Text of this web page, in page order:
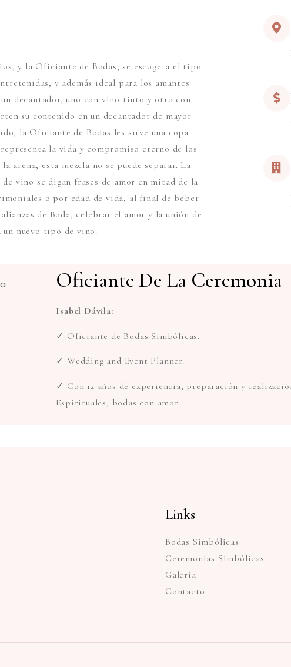
y la Oficiante de Bodas, se escogerá el tipo
y además ideal para los amantes
decantador, uno con vino tinto y otro con
su contenido en un decantador de mayor
la Oficiante de Bodas les sirve una copa
la vida y compromiso eterno de los
arena, esta mezcla no se puede separar. La
vino se digan frases de amor en mitad de la
o por edad de vida, al final de beber
de Boda, celebrar el amor y la unión de
nuevo tipo de vino.
Oficiante De La Ceremonia
Isabel Dávila:
✓ Oficiante de Bodas Simbólicas.
✓ Wedding and Event Planner.
✓ Con 12 años de experiencia, preparación y
Espirituales, bodas con amor.
Links
Bodas Simbólicas
Ceremonias Simbólicas
Galería
Contacto